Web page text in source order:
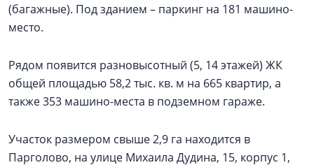
(багажные). Под зданием – паркинг на 181 машино-
место.
Рядом появится разновысотный (5, 14 этажей) ЖК
общей площадью 58,2 тыс. кв. м на 665 квартир, а
также 353 машино-места в подземном гараже.
Участок размером свыше 2,9 га находится в
Парголово, на улице Михаила Дудина, 15, корпус 1,